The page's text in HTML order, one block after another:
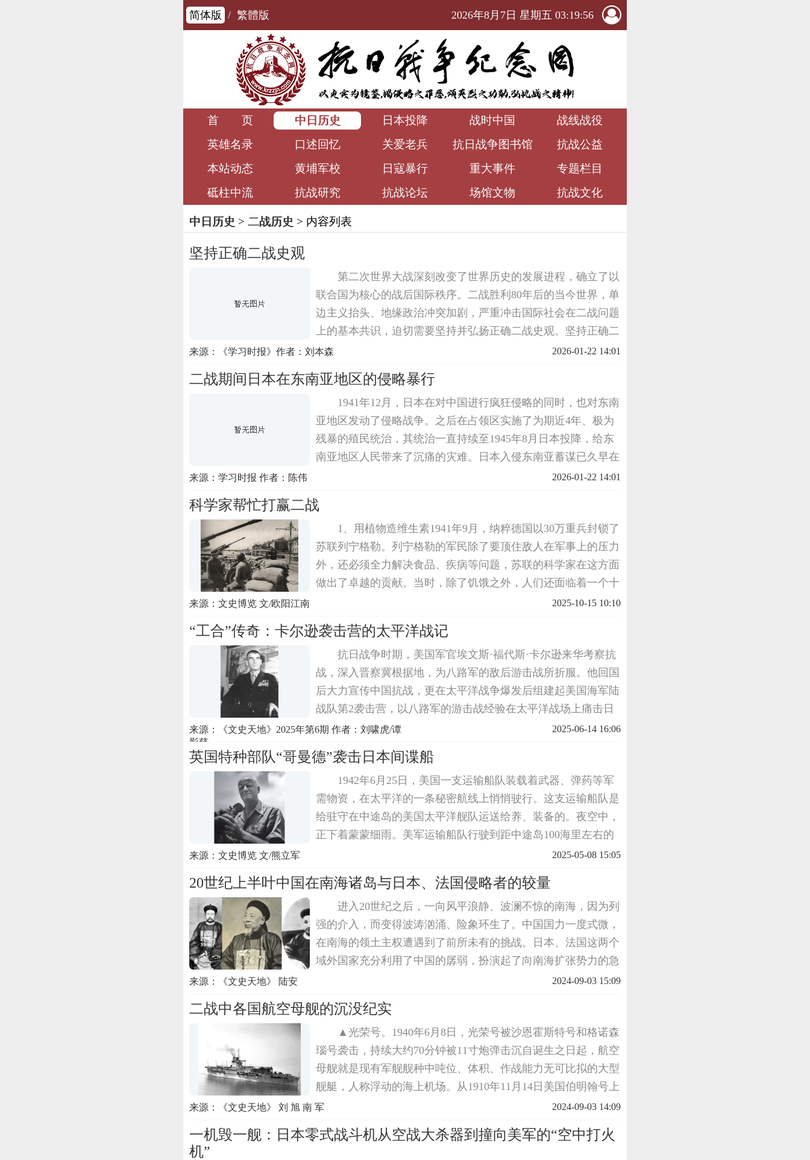
简体版 / 繁體版 2026年8月7日 星期五 03:19:58
首 页 中日历史 日本投降 战时中国
战线战役
英雄名录
口述回忆 关爱老兵 抗日战争图书馆
抗战公益
本站动态
黄埔军校 日寇暴行 重大事件
专题栏目
砥柱中流
抗战研究 抗战论坛 场馆文物 抗战文化
中日历史 > 二战历史 > 内容列表
坚持正确二战史观
第二次世界大战深刻改变了世界历史的发展进程，确立了以
联合国为核心的战后国际秩序。二战胜利80年后的当今世界，单
边主义抬头、地缘政治冲突加剧，严重冲击国际社会在二战问题
上的基本共识，迫切需要坚持并弘扬正确二战史观。坚持正确二
战史观就是要将尊重历史事实作为根本前提，反对任何形式的历
来源：《学习时报》作者：刘本森 2026-01-22 14:01
二战期间日本在东南亚地区的侵略暴行
1941年12月，日本在对中国进行疯狂侵略的同时，也对东南
亚地区发动了侵略战争。之后在占领区实施了为期近4年、极为
残暴的殖民统治，其统治一直持续至1945年8月日本投降，给东
南亚地区人民带来了沉痛的灾难。日本入侵东南亚蓄谋已久早在
1936年8月，广田弘毅内阁就把向南方海洋发展确定为基本国策
来源：学习时报 作者：陈伟 2026-01-22 14:01
科学家帮忙打赢二战
1、用植物造维生素1941年9月，纳粹德国以30万重兵封锁了
苏联列宁格勒。列宁格勒的军民除了要顶住敌人在军事上的压力
外，还必须全力解决食品、疾病等问题，苏联的科学家在这方面
做出了卓越的贡献。当时，除了饥饿之外，人们还面临着一个十
分危险的敌人——坏血病。预防和治疗这种病，必须有维生素
来源：文史博览 文/欧阳江南 2025-10-15 10:10
“工合”传奇：卡尔逊袭击营的太平洋战记
抗日战争时期，美国军官埃文斯·福代斯·卡尔逊来华考察抗
战，深入晋察冀根据地，为八路军的敌后游击战所折服。他回国
后大力宣传中国抗战，更在太平洋战争爆发后组建起美国海军陆
战队第2袭击营，以八路军的游击战经验在太平洋战场上痛击日
军，屡建功勋。这一史实，近年来逐渐为人所熟知。从美国方面
来源：《文史天地》2025年第6期 作者：刘啸虎/谭
影慈
2025-06-14 16:06
英国特种部队“哥曼德”袭击日本间谍船
1942年6月25日，美国一支运输船队装载着武器、弹药等军
需物资，在太平洋的一条秘密航线上悄悄驶行。这支运输船队是
给驻守在中途岛的美国太平洋舰队运送给养、装备的。夜空中，
正下着蒙蒙细雨。美军运输船队行驶到距中途岛100海里左右的
海域时，夜空中飞来一支日本的轰炸机编队，有30余架，将一排
来源：文史博览 文/熊立军 2025-05-08 15:05
20世纪上半叶中国在南海诸岛与日本、法国侵略者的较量
进入20世纪之后，一向风平浪静、波澜不惊的南海，因为列
强的介入，而变得波涛汹涌、险象环生了。中国国力一度式微，
在南海的领土主权遭遇到了前所未有的挑战。日本、法国这两个
域外国家充分利用了中国的孱弱，扮演起了向南海扩张势力的急
先锋角色，想方设法染指南海。围绕南海诸岛的归属与权益，中
来源：《文史天地》 陆安 2024-09-03 15:09
二战中各国航空母舰的沉没纪实
▲光荣号。1940年6月8日，光荣号被沙恩霍斯特号和格诺森
瑙号袭击，持续大约70分钟被11寸炮弹击沉自诞生之日起，航空
母舰就是现有军舰舰种中吨位、体积、作战能力无可比拟的大型
舰艇，人称浮动的海上机场。从1910年11月14日美国伯明翰号上
的试飞成功算起，航空母舰的历史已近百年。航空母舰作为一种
来源：《文史天地》 刘 旭 南 军 2024-09-03 14:09
一机毁一舰：日本零式战斗机从空战大杀器到撞向美军的“空中打火
机”